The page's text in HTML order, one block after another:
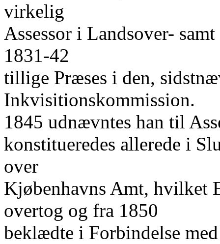
virkelig
Assessor i Landsover-
1831-42
tillige Præses i den,
Inkvisitionskommission.
1845 udnævntes han til
konstitueredes allerede i
over
Kjøbenhavns Amt, hvilket
overtog og fra 1850
beklædte i Forbindelse